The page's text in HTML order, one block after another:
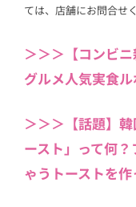
ては、店舗にお問合せ
＞＞＞【コンビ
グルメ人気実食
＞＞＞【話題】
ースト」って何
ゃうトーストを作